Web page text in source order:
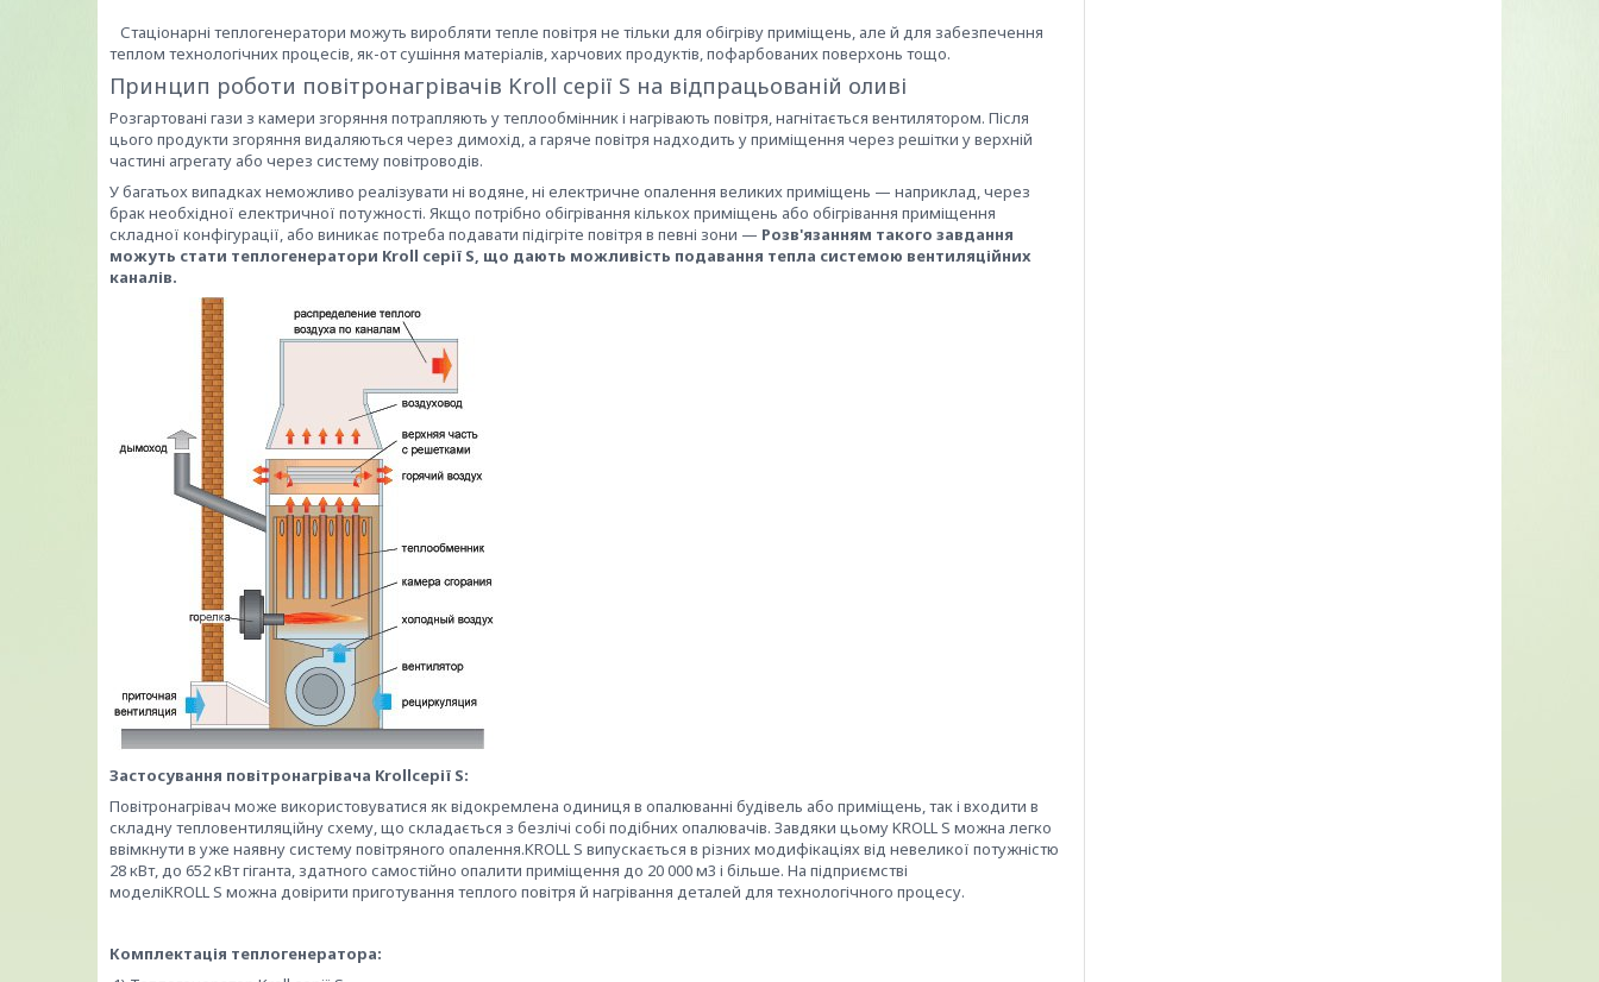
Стаціонарні теплогенератори можуть виробляти тепле повітря не тільки для обігріву приміщень, але й для забезпечення
теплом технологічних процесів, як-от сушіння матеріалів, харчових продуктів, пофарбованих поверхонь тощо.
Принцип роботи повітронагрівачів Kroll серії S на відпрацьованій оливі
Розгартовані гази з камери згоряння потрапляють у теплообмінник і нагрівають повітря, нагнітається вентилятором. Після
цього продукти згоряння видаляються через димохід, а гаряче повітря надходить у приміщення через решітки у верхній
частині агрегату або через систему повітроводів.
У багатьох випадках неможливо реалізувати ні водяне, ні електричне опалення великих приміщень — наприклад, через
брак необхідної електричної потужності. Якщо потрібно обігрівання кількох приміщень або обігрівання приміщення
складної конфігурації, або виникає потреба подавати підігріте повітря в певні зони — Розв'язанням такого завдання
можуть стати теплогенератори Kroll серії S, що дають можливість подавання тепла системою вентиляційних
каналів.
Застосування повітронагрівача Krollсерії S:
Повітронагрівач може використовуватися як відокремлена одиниця в опалюванні будівель або приміщень, так і входити в
складну тепловентиляційну схему, що складається з безлічі собі подібних опалювачів. Завдяки цьому KROLL S можна легко
ввімкнути в уже наявну систему повітряного опалення.KROLL S випускається в різних модифікаціях від невеликої потужністю
28 кВт, до 652 кВт гіганта, здатного самостійно опалити приміщення до 20 000 м3 і більше. На підприємстві
моделіKROLL S можна довірити приготування теплого повітря й нагрівання деталей для технологічного процесу.
Комплектація теплогенератора: